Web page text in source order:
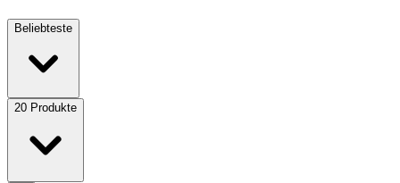
Beliebteste
20 Produkte